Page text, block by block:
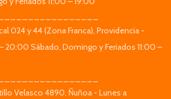
024 y 44 (Zona Franca), Providencia -
20:00 Sábado, Domingo y Feriados 11:00 –
Velasco 4890, Ñuñoa - Lunes a